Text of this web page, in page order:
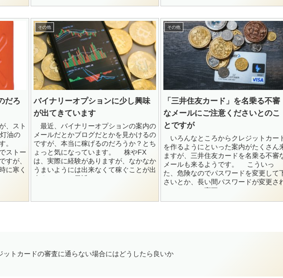
だろ
、スト
油の
す。
ストー
すが、
に寒く
その他
バイナリーオプションに少し興味
が出てきています
最近、バイナリーオプションの案内の
メールだとかブログだとかを見かけるの
ですが、本当に稼げるのだろうか？とち
ょっと気になっています。 株やFX
は、実際に経験がありますが、なかなか
うまいようには出来なくて稼ぐことが出
来ませんで、最近は...
その他
「三井住友カード」を名乗る不審
なメールにご注意くださいとのこ
とですが
いろんなところからクレジットカー
を作るようにといった案内がたくさん
ますが、三井住友カードを名乗る不審
メールも来るようです。 こういっ
た、危険なのでパスワードを変更して
さいとか、長い間パスワードが変更さ
ていないので変更して...
ットカードの審査に通らない場合にはどうしたら良いか